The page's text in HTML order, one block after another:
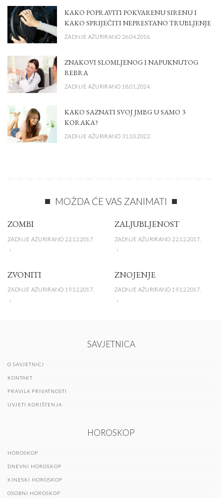
KAKO POPRAVITI POKVARENU SIRENU I
KAKO SPRIJEČITI NEPRESTANO TRUBLJENJE
ZADNJE AŽURIRANO 26.04.2016.
ZNAKOVI SLOMLJENOG I NAPUKNUTOG
REBRA
ZADNJE AŽURIRANO 18.01.2024.
KAKO SAZNATI SVOJ JMBG U SAMO 3
KORAKA?
ZADNJE AŽURIRANO 31.10.2022.
MOŽDA ĆE VAS ZANIMATI
ZOMBI
ZADNJE AŽURIRANO 22.12.2017.
ZALJUBLJENOST
ZADNJE AŽURIRANO 22.12.2017.
ZVONITI
ZADNJE AŽURIRANO 19.12.2017.
ZNOJENJE
ZADNJE AŽURIRANO 19.12.2017.
SAVJETNICA
O SAVJETNICI
KONTAKT
PRAVILA PRIVATNOSTI
UVJETI KORIŠTENJA
HOROSKOP
HOROSKOP
DNEVNI HOROSKOP
KINESKI HOROSKOP
OSOBNI HOROSKOP